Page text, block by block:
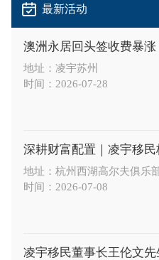
最新活动
澳洲永居回头签收费暴
地址：凌宇苏州
时间：2026-07-28
地址：杭州西湖高尔夫俱乐
时间：2026-07-08